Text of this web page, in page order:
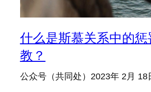
什么是斯慕关系中的惩
教？
公众号（共同处） 2023年 2月 18